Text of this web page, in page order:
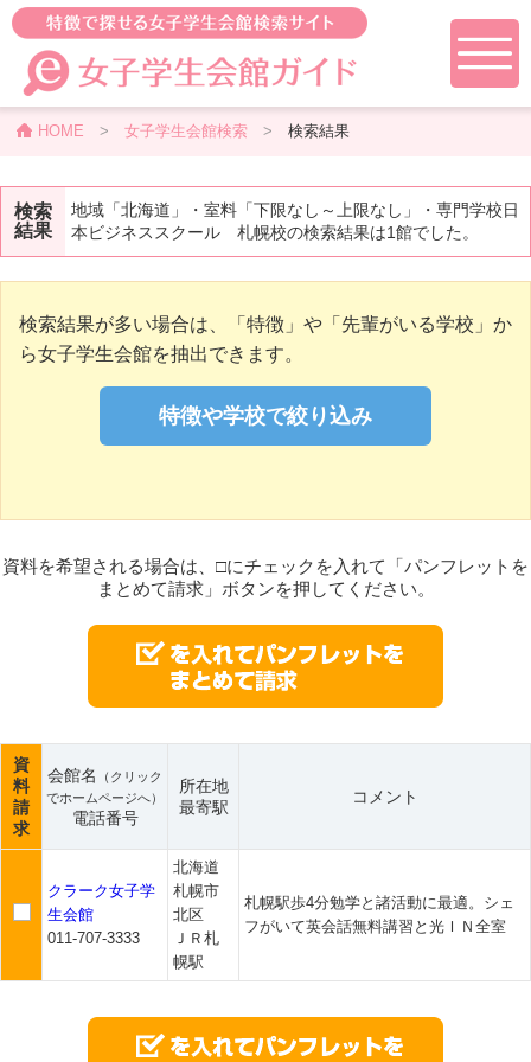
HOME > 女子学生会館検索> 検索結果
検索
結果
地域「北海道」・室料「下限なし～上限なし」・専門学校日
本ビジネススクール 札幌校の検索結果は1館でした。
検索結果が多い場合は、「特徴」や「先輩がいる学校」か
ら女子学生会館を抽出できます。
資料を希望される場合は、□にチェックを入れて「パンフレットを
まとめて請求」ボタンを押してください。
資
料
請
求
会館名
（クリック
でホームページへ）
電話番号
所在地
最寄駅
コメント
クラーク女子学
生会館
011-707-3333
北海道
札幌市
北区
ＪＲ札
幌駅
札幌駅歩4分勉学と諸活動に最適。シェ
フがいて英会話無料講習と光ＩＮ全室